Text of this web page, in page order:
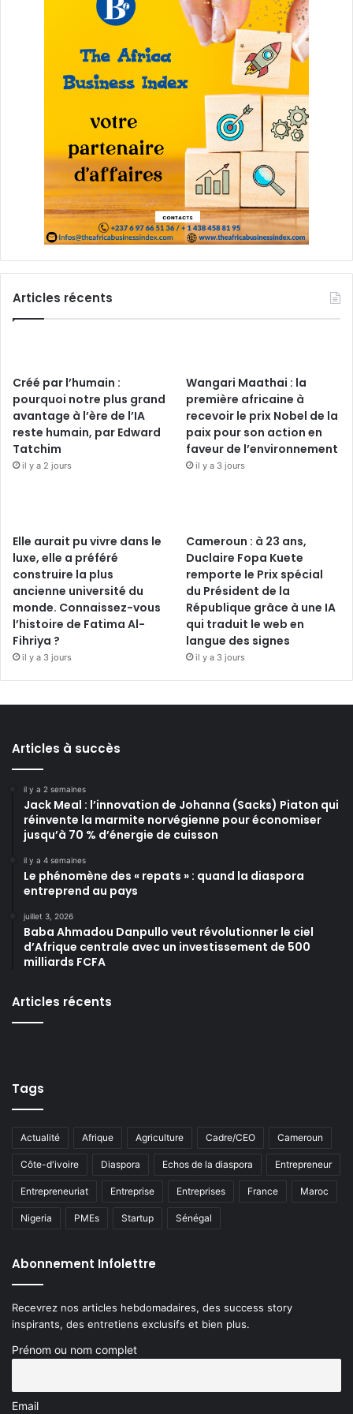
Articles récents
Créé par l’humain :
pourquoi notre plus grand
avantage à l’ère de l’IA
reste humain, par Edward
Tatchim
il y a 2 jours
Wangari Maathai : la
première africaine à
recevoir le prix Nobel de la
paix pour son action en
faveur de l’environnement
il y a 3 jours
Elle aurait pu vivre dans le
luxe, elle a préféré
construire la plus
ancienne université du
monde. Connaissez-vous
l’histoire de Fatima Al-
Fihriya ?
il y a 3 jours
Cameroun : à 23 ans,
Duclaire Fopa Kuete
remporte le Prix spécial
du Président de la
République grâce à une IA
qui traduit le web en
langue des signes
il y a 3 jours
Articles à succès
il y a 2 semaines
Jack Meal : l’innovation de Johanna (Sacks) Piaton qui
réinvente la marmite norvégienne pour économiser
jusqu’à 70 % d’énergie de cuisson
il y a 4 semaines
Le phénomène des « repats » : quand la diaspora
entreprend au pays
juillet 3, 2026
Baba Ahmadou Danpullo veut révolutionner le ciel
d’Afrique centrale avec un investissement de 500
milliards FCFA
Articles récents
Tags
Actualité Afrique Agriculture Cadre/CEO Cameroun
Côte-d'ivoire Diaspora Echos de la diaspora Entrepreneur
Entrepreneuriat Entreprise Entreprises France Maroc
Nigeria PMEs Startup Sénégal
Abonnement Infolettre
Recevrez nos articles hebdomadaires, des success story
inspirants, des entretiens exclusifs et bien plus.
Prénom ou nom complet
Email